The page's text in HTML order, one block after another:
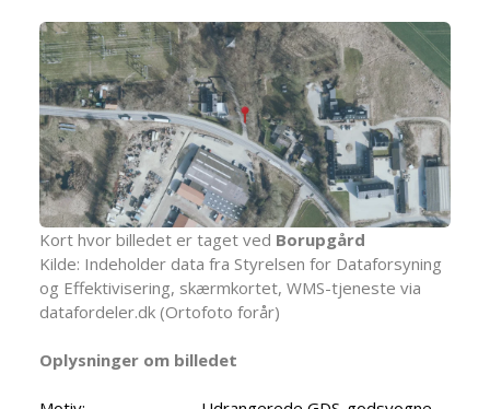
Kort hvor billedet er taget ved Borupgård
Kilde: Indeholder data fra Styrelsen for Dataforsyning
og Effektivisering, skærmkortet, WMS-tjeneste via
datafordeler.dk (Ortofoto forår)
Oplysninger om billedet